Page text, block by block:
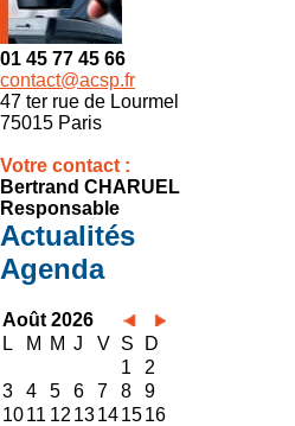
01 45 77 45 66
contact@acsp.fr
47 ter rue de Lourmel
75015 Paris
Votre contact :
Bertrand CHARUEL
Responsable
Actualités
Agenda
Août 2026
L
M M J V S
D
1
2
3
4 5 6 7 8
9
1011 12 13141516